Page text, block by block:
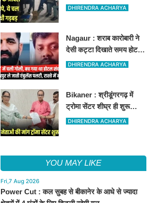
44 फर्मों पर कार्रवाई, लाखों का
DHIRENDRA ACHARYA
Nagaur : शराब कारोबारी ने
देसी कट्टा दिखाते समय होटल
संचालक को मारी गोली, जोधपुर
DHIRENDRA ACHARYA
Bikaner : श्रीडूंगरगढ़ में
ट्रोमा सेंटर शीघ्र ही शुरू
कराने की मांग को लेकर कांग्रेस
DHIRENDRA ACHARYA
YOU MAY LIKE
Fri,7 Aug 2026
Power Cut : कल सुबह से बीकानेर के आधे से ज्यादा